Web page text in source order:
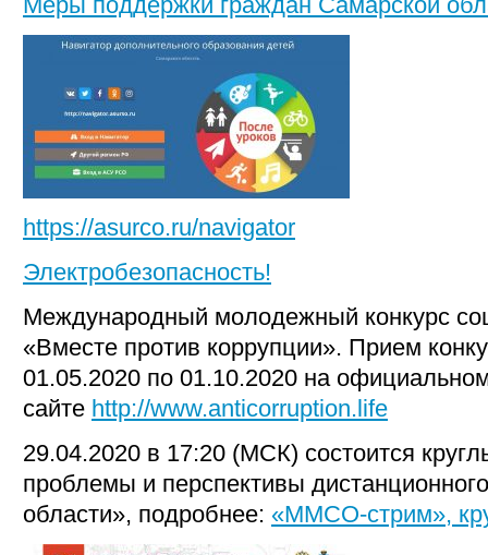
https://asurco.ru/navigator
Электробезопасность!
Международный молодежный конкурс
«Вместе против коррупции». Прием
01.05.2020 по 01.10.2020 на
сайте http://www.anticorruption.life
29.04.2020 в 17:20 (МСК) состоится
проблемы и перспективы
области», подробнее: «ММСО-стрим»,